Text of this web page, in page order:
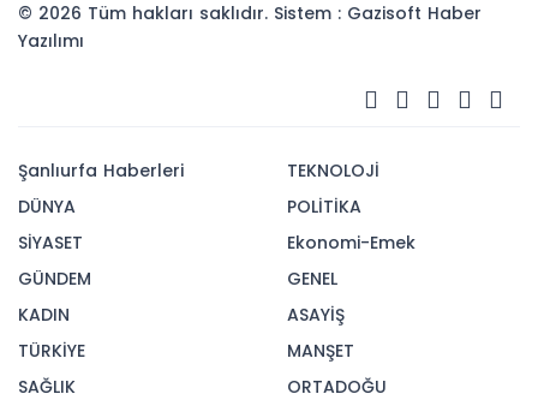
© 2026 Tüm hakları saklıdır. Sistem : Gazisoft Haber
Yazılımı
Şanlıurfa Haberleri
DÜNYA
SİYASET
GÜNDEM
KADIN
TÜRKİYE
SAĞLIK
TEKNOLOJİ
POLİTİKA
Ekonomi-Emek
GENEL
ASAYİŞ
MANŞET
ORTADOĞU